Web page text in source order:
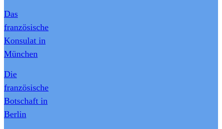
Das
französische
Konsulat in
München
Die
französische
Botschaft in
Berlin